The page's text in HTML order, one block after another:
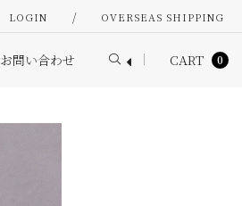
LOGIN / OVERSEAS SHIPPING
お問い合わせ CART 0